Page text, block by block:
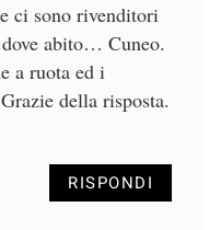
ci sono rivenditori
abito… Cuneo.
a ruota ed i
della risposta.
RISPONDI